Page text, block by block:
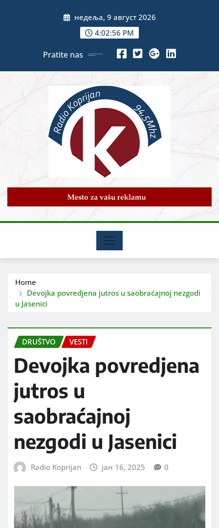
недеља, 9 август 2026
4:02:58 PM
Pratite nas
Home
Devojka povredjena jutros u saobraćajnoj nezgodi
u Jasenici
DRUŠTVO VESTI
Devojka povredjena
jutros u
saobraćajnoj
nezgodi u Jasenici
Radio Koprijan јан 16, 2025 0